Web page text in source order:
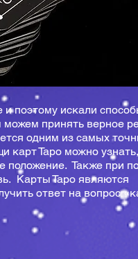
и поэтому искали
можем принять верное
одним из самых
карт Таро можно
положение. Также при
Карты Таро являются
ответ на вопрос